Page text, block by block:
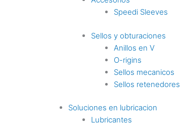
Speedi Sleeves
Sellos y obturaciones
Anillos en V
O-rigins
Sellos mecanicos
Sellos retenedores
Soluciones en lubricacion
Lubricantes